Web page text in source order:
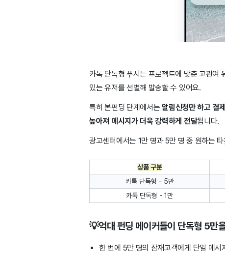
카톡 단독형 푸시는 프로젝트에 맞춘 고관여
있는 유저를 선별해 발송할 수 있어요.
특히 본펀딩 단계에서는알림신청만 하고 결
높아져 메시지가 더욱 강력하게 전달됩니다.
광고센터에서는 1만 명과 5만 명 중 원하는
상품 구분
카톡 단독형 - 5만
카톡 단독형 - 1만
💡억대 펀딩 메이커들이 단독형 5만
한 번에 5만 명의 잠재고객에게 단일 메